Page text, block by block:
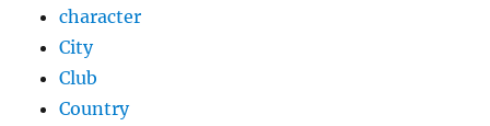
character
City
Club
Country